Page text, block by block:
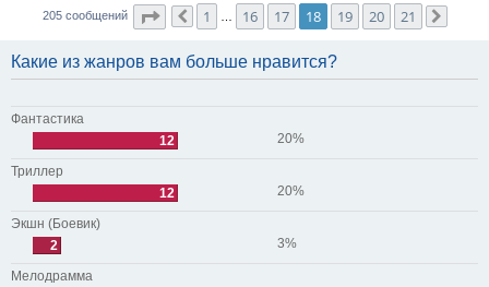
205 сообщений Страница18из 21
Пред.
1 16 17 18 19 20 21
Какие из жанров вам больше нравится?
Фантастика
12
20%
Триллер
12
20%
Экшн (Боевик)
2
3%
Мелодрамма